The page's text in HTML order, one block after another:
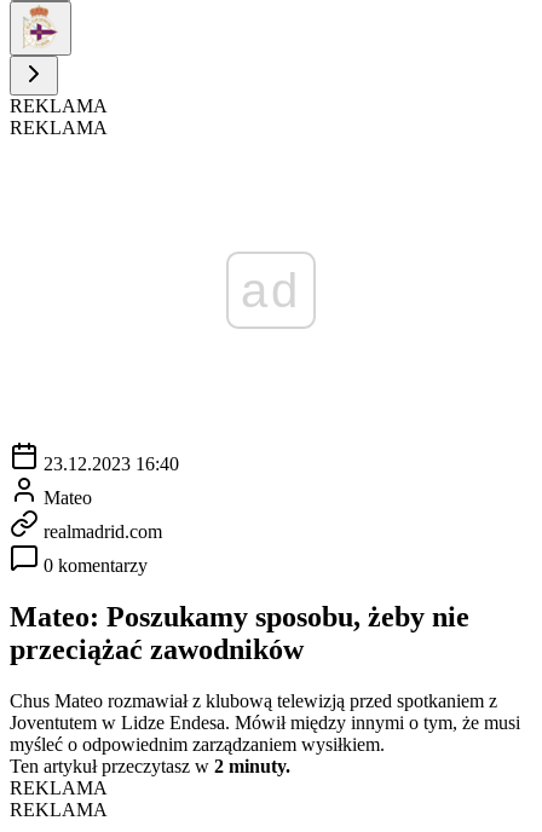
REKLAMA
REKLAMA
ad
23.12.2023 16:40
Mateo
realmadrid.com
0 komentarzy
Mateo: Poszukamy sposobu, żeby nie
przeciążać zawodników
Chus Mateo rozmawiał z klubową telewizją przed spotkaniem z
Joventutem w Lidze Endesa. Mówił między innymi o tym, że musi
myśleć o odpowiednim zarządzaniem wysiłkiem.
Ten artykuł przeczytasz w 2 minuty.
REKLAMA
REKLAMA